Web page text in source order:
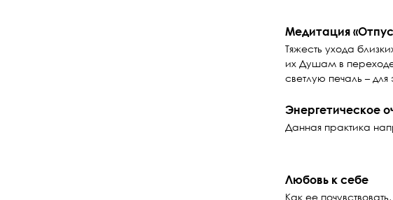
Медитация
Тяжесть ухода
их Душам в
светлую печаль –
Энергетическое
Данная практика
Любовь к себе
Как ее